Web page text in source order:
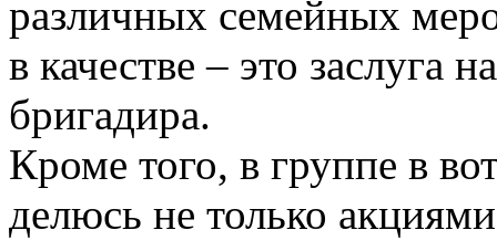
различных семейных
в качестве – это заслуга
бригадира.
Кроме того, в группе в
делюсь не только